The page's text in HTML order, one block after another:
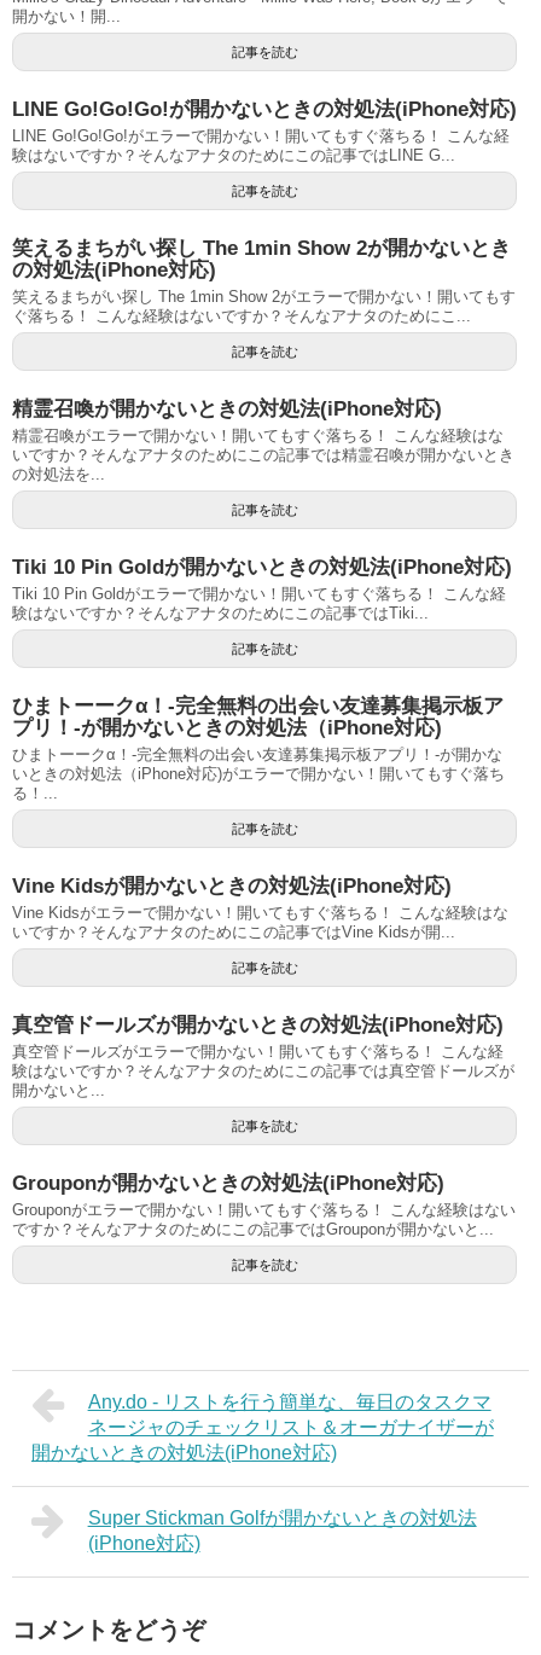
開かない！開...
記事を読む
LINE Go!Go!Go!が開かないときの対処法(iPhone対応)
LINE Go!Go!Go!がエラーで開かない！開いてもすぐ落ちる！ こんな経
験はないですか？そんなアナタのためにこの記事ではLINE G...
記事を読む
笑えるまちがい探し The 1min Show 2が開かないとき
の対処法(iPhone対応)
笑えるまちがい探し The 1min Show 2がエラーで開かない！開いてもす
ぐ落ちる！ こんな経験はないですか？そんなアナタのためにこ...
記事を読む
精霊召喚が開かないときの対処法(iPhone対応)
精霊召喚がエラーで開かない！開いてもすぐ落ちる！ こんな経験はな
いですか？そんなアナタのためにこの記事では精霊召喚が開かないとき
の対処法を...
記事を読む
Tiki 10 Pin Goldが開かないときの対処法(iPhone対応)
Tiki 10 Pin Goldがエラーで開かない！開いてもすぐ落ちる！ こんな経
験はないですか？そんなアナタのためにこの記事ではTiki...
記事を読む
ひまトーークα！-完全無料の出会い友達募集掲示板ア
プリ！-が開かないときの対処法（iPhone対応)
ひまトーークα！-完全無料の出会い友達募集掲示板アプリ！-が開かな
いときの対処法（iPhone対応)がエラーで開かない！開いてもすぐ落ち
る！...
記事を読む
Vine Kidsが開かないときの対処法(iPhone対応)
Vine Kidsがエラーで開かない！開いてもすぐ落ちる！ こんな経験はな
いですか？そんなアナタのためにこの記事ではVine Kidsが開...
記事を読む
真空管ドールズが開かないときの対処法(iPhone対応)
真空管ドールズがエラーで開かない！開いてもすぐ落ちる！ こんな経
験はないですか？そんなアナタのためにこの記事では真空管ドールズが
開かないと...
記事を読む
Grouponが開かないときの対処法(iPhone対応)
Grouponがエラーで開かない！開いてもすぐ落ちる！ こんな経験はない
ですか？そんなアナタのためにこの記事ではGrouponが開かないと...
記事を読む
Any.do - リストを行う簡単な、毎日のタスクマ
ネージャのチェックリスト＆オーガナイザーが
開かないときの対処法(iPhone対応)
Super Stickman Golfが開かないときの対処法
(iPhone対応)
コメントをどうぞ